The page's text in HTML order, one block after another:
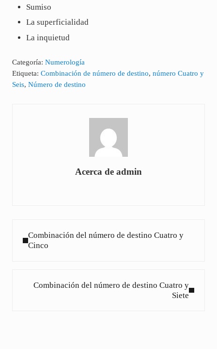
Sumiso
La superficialidad
La inquietud
Categoría: Numerología
Etiqueta: Combinación de número de destino, número Cuatro y
Seis, Número de destino
Acerca de admin
Combinación del número de destino Cuatro y
Cinco
Combinación del número de destino Cuatro y
Siete